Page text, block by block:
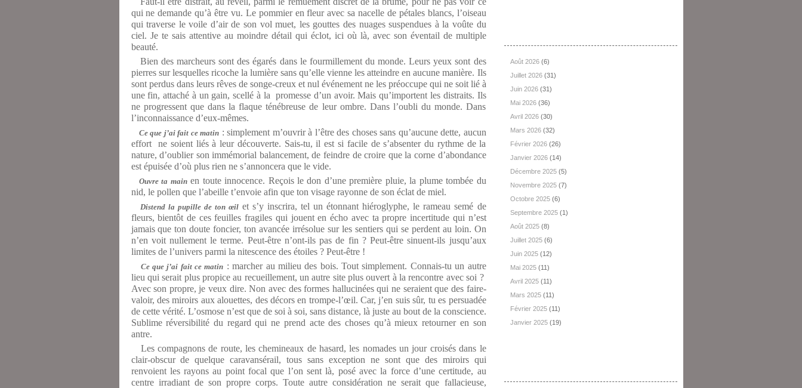
qui ne demande qu’à être vu. Le pommier en fleur avec sa nacelle de pétales blancs, l’oiseau
qui traverse le voile d’air de son vol muet, les gouttes des nuages suspendues à la voûte du
ciel. Je te sais attentive au moindre détail qui éclot, ici où là, avec son éventail de multiple
beauté.
Bien des marcheurs sont des égarés dans le fourmillement du monde. Leurs yeux sont des
pierres sur lesquelles ricoche la lumière sans qu’elle vienne les atteindre en aucune manière. Ils
sont perdus dans leurs rêves de songe-creux et nul événement ne les préoccupe qui ne soit lié à
une fin, attaché à un gain, scellé à la promesse d’un avoir. Mais qu’importent les distraits. Ils
ne progressent que dans la flaque ténébreuse de leur ombre. Dans l’oubli du monde. Dans
l’inconnaissance d’eux-mêmes.
Ce que j’ai fait ce matin : simplement m’ouvrir à l’être des choses sans qu’aucune dette, aucun
effort ne soient liés à leur découverte. Sais-tu, il est si facile de s’absenter du rythme de la
nature, d’oublier son immémorial balancement, de feindre de croire que la corne d’abondance
est épuisée d’où plus rien ne s’annoncera que le vide.
Ouvre ta mainen toute innocence. Reçois le don d’une première pluie, la plume tombée du
nid, le pollen que l’abeille t’envoie afin que ton visage rayonne de son éclat de miel.
Distend la pupille de ton œilet s’y inscrira, tel un étonnant hiéroglyphe, le rameau semé de
fleurs, bientôt de ces feuilles fragiles qui jouent en écho avec ta propre incertitude qui n’est
jamais que ton doute foncier, ton avancée irrésolue sur les sentiers qui se perdent au loin. On
n’en voit nullement le terme. Peut-être n’ont-ils pas de fin ? Peut-être sinuent-ils jusqu’aux
limites de l’univers parmi la nitescence des étoiles ? Peut-être !
Ce que j’ai fait ce matin : marcher au milieu des bois. Tout simplement. Connais-tu un autre
lieu qui serait plus propice au recueillement, un autre site plus ouvert à la rencontre avec soi ?
Avec son propre, je veux dire. Non avec des formes hallucinées qui ne seraient que des faire-
valoir, des miroirs aux alouettes, des décors en trompe-l’œil. Car, j’en suis sûr, tu es persuadée
de cette vérité. L’osmose n’est que de soi à soi, sans distance, là juste au bout de la conscience.
Sublime réversibilité du regard qui ne prend acte des choses qu’à mieux retourner en son
antre.
Les compagnons de route, les chemineaux de hasard, les nomades un jour croisés dans le
clair-obscur de quelque caravansérail, tous sans exception ne sont que des miroirs qui
renvoient les rayons au point focal que l’on sent là, posé avec la force d’une certitude, au
centre irradiant de son propre corps. Toute autre considération ne serait que fallacieuse,
Août 2026 (6)
Juillet 2026 (31)
Juin 2026 (31)
Mai 2026 (36)
Avril 2026 (30)
Mars 2026 (32)
Février 2026 (26)
Janvier 2026 (14)
Décembre 2025 (5)
Novembre 2025 (7)
Octobre 2025 (6)
Septembre 2025 (1)
Août 2025 (8)
Juillet 2025 (6)
Juin 2025 (12)
Mai 2025 (11)
Avril 2025 (11)
Mars 2025 (11)
Février 2025 (11)
Janvier 2025 (19)